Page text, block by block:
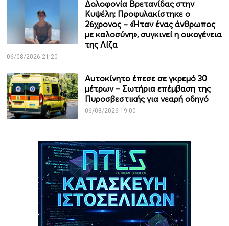
Δολοφονία Βρετανίδας στην
Κυψέλη: Προφυλακίστηκε ο
26χρονος – «Ήταν ένας άνθρωπος
με καλοσύνη», συγκινεί η οικογένεια
της Λίζα
06/08/2026 21:20
Αυτοκίνητο έπεσε σε γκρεμό 30
μέτρων – Σωτήρια επέμβαση της
Πυροσβεστικής για νεαρή οδηγό
06/08/2026 19:00